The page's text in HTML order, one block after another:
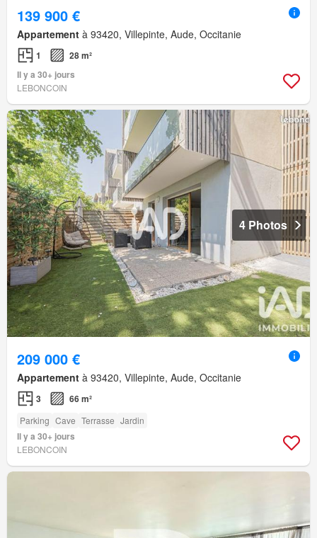
139 900 €
Appartement à 93420, Villepinte, Aude, Occitanie
1
28 m²
Il y a 30+ jours
LEBONCOIN
4 Photos
209 000 €
Appartement à 93420, Villepinte, Aude, Occitanie
3 66 m²
Parking Cave Terrasse Jardin
Il y a 30+ jours
LEBONCOIN